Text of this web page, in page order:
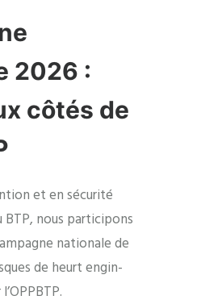
2026 :
côtés de
et en sécurité
BTP, nous participons
nationale de
de heurt engin-